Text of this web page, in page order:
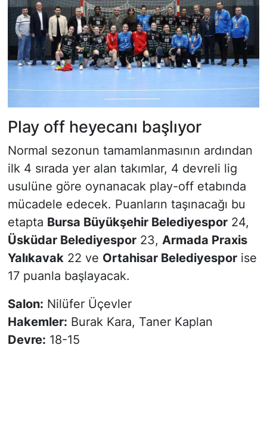
Play off heyecanı başlıyor
Normal sezonun tamamlanmasının ardından
ilk 4 sırada yer alan takımlar, 4 devreli lig
usulüne göre oynanacak play-off etabında
mücadele edecek. Puanların taşınacağı bu
etapta Bursa Büyükşehir Belediyespor24,
Üsküdar Belediyespor23, Armada Praxis
Yalıkavak22 ve Ortahisar Belediyesporise
17 puanla başlayacak.
Salon: Nilüfer Üçevler
Hakemler: Burak Kara, Taner Kaplan
Devre: 18-15